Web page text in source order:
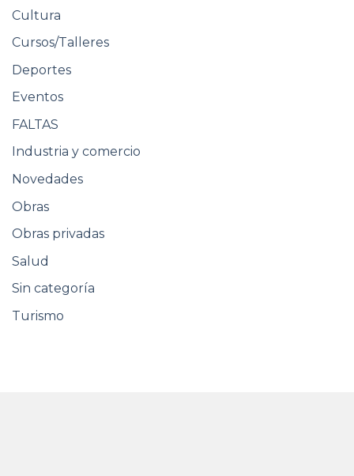
Cultura
Cursos/Talleres
Deportes
Eventos
FALTAS
Industria y comercio
Novedades
Obras
Obras privadas
Salud
Sin categoría
Turismo